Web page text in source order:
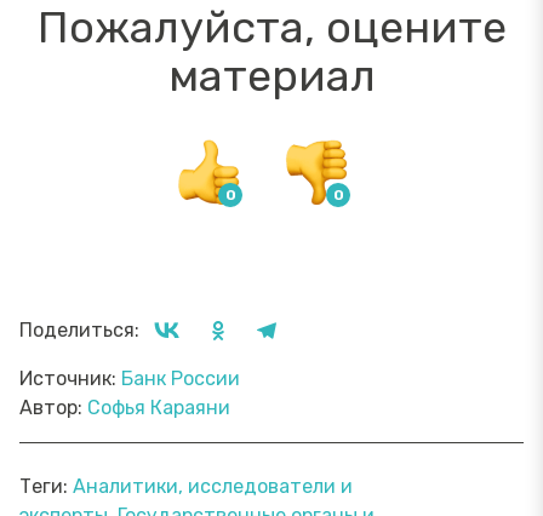
Пожалуйста, оцените
материал
Поделиться:
Источник: Банк России
Автор: Софья Караяни
Теги: Аналитики, исследователи и